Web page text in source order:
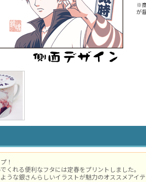
※
が
！
くれる便利なフタには定春をプリントしました。
うな銀さんらしいイラストが魅力のオススメアイ